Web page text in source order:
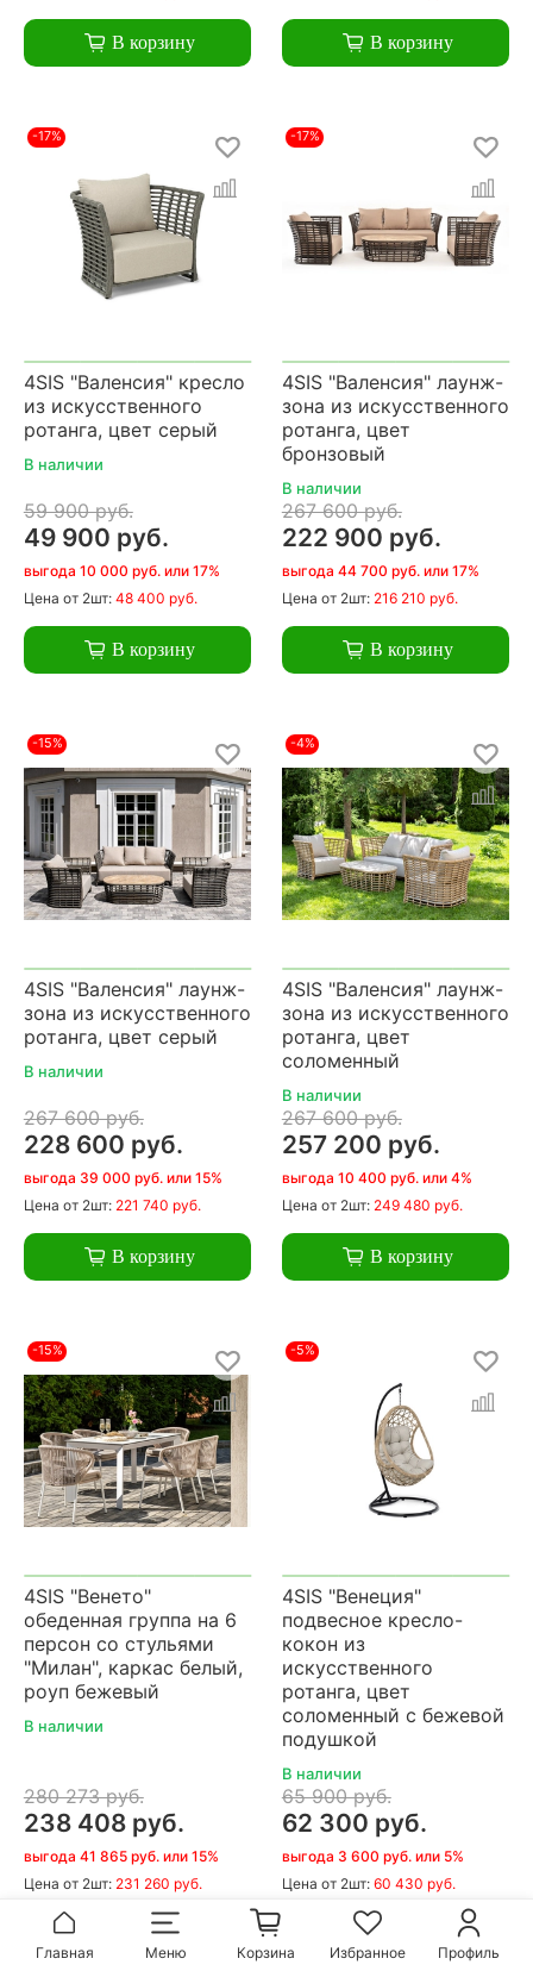
В корзину В корзину
-17%
4SIS "Валенсия" кресло
из искусственного
ротанга, цвет серый
В наличии
59 900 руб.
49 900 руб.
выгода 10 000 руб. или 17%
Цена от 2шт: 48 400 руб.
В корзину
-17%
4SIS "Валенсия" лаунж-
зона из искусственного
ротанга, цвет
бронзовый
В наличии
267 600 руб.
222 900 руб.
выгода 44 700 руб. или 17%
Цена от 2шт: 216 210 руб.
В корзину
-15%
4SIS "Валенсия" лаунж-
зона из искусственного
ротанга, цвет серый
В наличии
267 600 руб.
228 600 руб.
выгода 39 000 руб. или 15%
Цена от 2шт: 221 740 руб.
В корзину
-4%
4SIS "Валенсия" лаунж-
зона из искусственного
ротанга, цвет
соломенный
В наличии
267 600 руб.
257 200 руб.
выгода 10 400 руб. или 4%
Цена от 2шт: 249 480 руб.
В корзину
-15%
4SIS "Венето"
обеденная группа на 6
персон со стульями
"Милан", каркас белый,
роуп бежевый
В наличии
280 273 руб.
238 408 руб.
выгода 41 865 руб. или 15%
Цена от 2шт: 231 260 руб.
В корзину
-5%
4SIS "Венеция"
подвесное кресло-
кокон из
искусственного
ротанга, цвет
соломенный с бежевой
подушкой
В наличии
65 900 руб.
62 300 руб.
выгода 3 600 руб. или 5%
Цена от 2шт: 60 430 руб.
В корзину
Главная Меню Корзина Избранное Профиль